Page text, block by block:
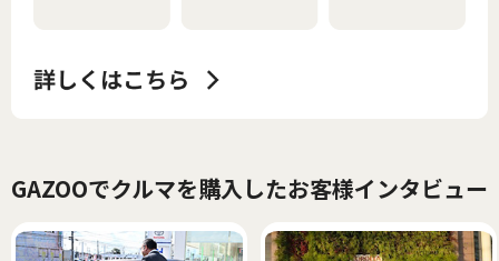
GAZOOでクルマを購入したお客様インタビュー